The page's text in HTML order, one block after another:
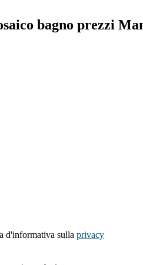
bagno prezzi
d'informativa sulla privacy